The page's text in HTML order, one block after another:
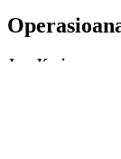
Jam Kerja